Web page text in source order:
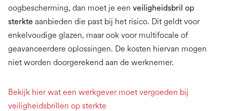
oogbescherming, dan moet je een veiligheidsbril op
sterkte aanbieden die past bij het risico. Dit geldt voor
enkelvoudige glazen, maar ook voor multifocale of
geavanceerdere oplossingen. De kosten hiervan mogen
niet worden doorgerekend aan de werknemer.
Bekijk hier wat een werkgever moet vergoeden bij
veiligheidsbrillen op sterkte